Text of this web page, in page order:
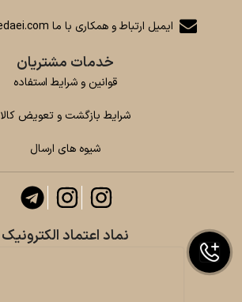
ایمیل ارتباط و همکاری با ما info@negarnedaei.com
خدمات مشتریان
قوانین و شرایط استفاده
شرایط بازگشت و تعویض کالا
شیوه های ارسال
نماد اعتماد الکترونیک